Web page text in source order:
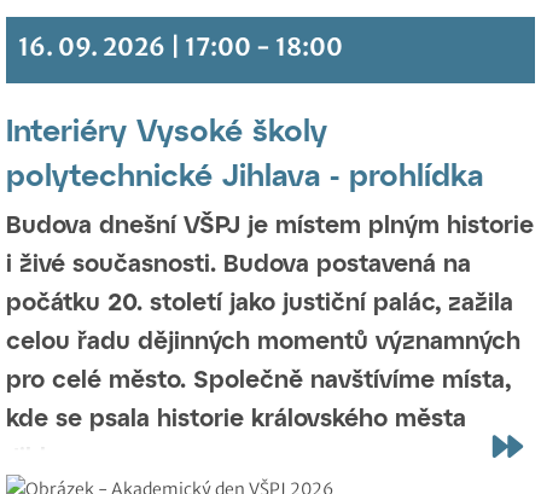
baseballovou rukavicí. Vstup je zdarma.
16. 09. 2026 | 17:00 - 18:00
Interiéry Vysoké školy
polytechnické Jihlava - prohlídka
Budova dnešní VŠPJ je místem plným historie
i živé současnosti. Budova postavená na
počátku 20. století jako justiční palác, zažila
celou řadu dějinných momentů významných
pro celé město. Společně navštívíme místa,
kde se psala historie královského města